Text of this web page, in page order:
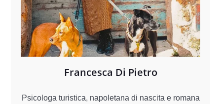
Francesca Di Pietro
Psicologa turistica, napoletana di nascita e romana